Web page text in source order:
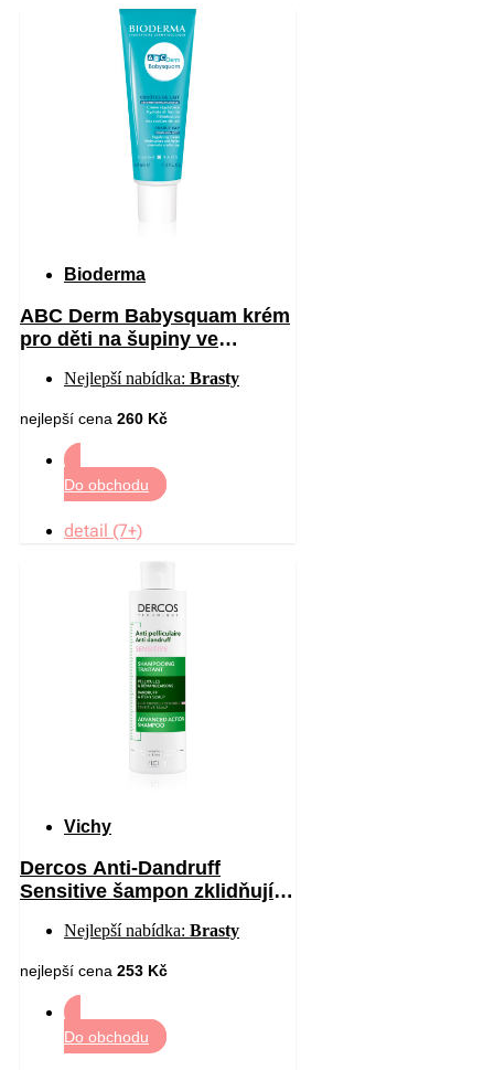
Bioderma
ABC Derm Babysquam krém
pro děti na šupiny ve
Nejlepší nabídka: Brasty
nejlepší cena 260 Kč
Do obchodu
detail (7+)
Vichy
Dercos Anti-Dandruff
Sensitive šampon zklidňující
lupům 200 ml
Nejlepší nabídka: Brasty
nejlepší cena 253 Kč
Do obchodu